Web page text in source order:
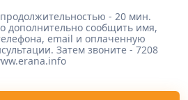
- 20 мин.
дополнительно сообщить имя,
email и оплаченную
Затем звоните - 7208